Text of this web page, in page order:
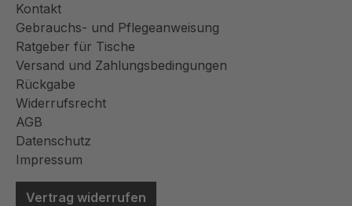
Kontakt
Gebrauchs- und Pflegeanweisung
Ratgeber für Tische
Versand und Zahlungsbedingungen
Rückgabe
Widerrufsrecht
AGB
Datenschutz
Impressum
Vertrag widerrufen